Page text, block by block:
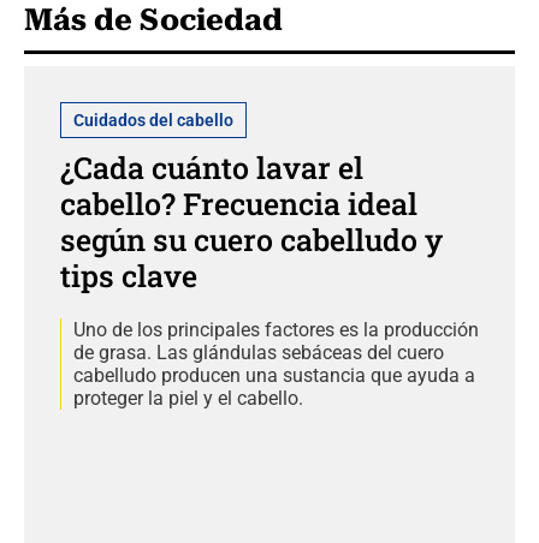
Más de Sociedad
Cuidados del cabello
¿Cada cuánto lavar el
cabello? Frecuencia ideal
según su cuero cabelludo y
tips clave
Uno de los principales factores es la producción
de grasa. Las glándulas sebáceas del cuero
cabelludo producen una sustancia que ayuda a
proteger la piel y el cabello.